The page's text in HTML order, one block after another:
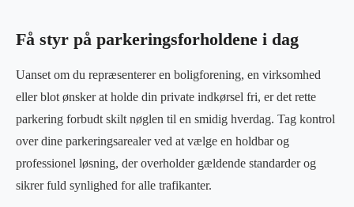
Få styr på parkeringsforholdene i dag
Uanset om du repræsenterer en boligforening, en virksomhed
eller blot ønsker at holde din private indkørsel fri, er det rette
parkering forbudt skilt nøglen til en smidig hverdag. Tag kontrol
over dine parkeringsarealer ved at vælge en holdbar og
professionel løsning, der overholder gældende standarder og
sikrer fuld synlighed for alle trafikanter.